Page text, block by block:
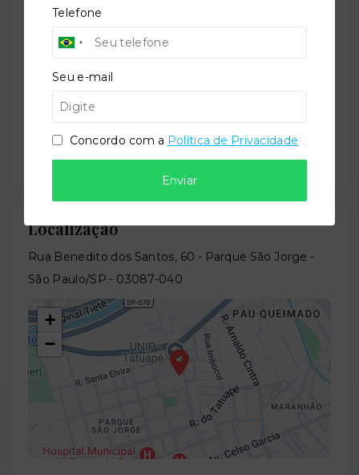
Situação:
Em construção
Previsão de entrega:
30/03/2027
Localização
Rua Benedito dos Santos, 60 - Parque São Jorge -
São Paulo/SP - 03087-040
+
−
Telefone
Seu e-mail
Concordo com a Política de Privacidade
Enviar